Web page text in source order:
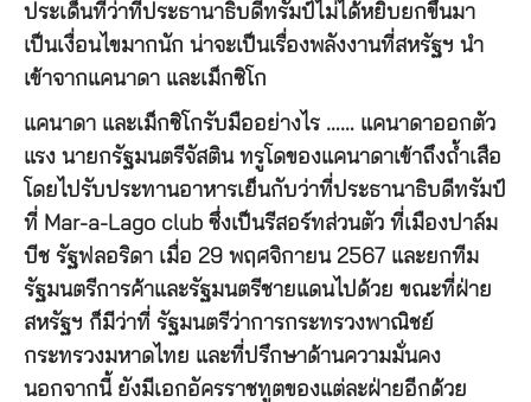
ประเด็นที่ว่าที่ประธานาธิบดีทรัมป์ไม่ได้หยิบยกขึ้นมา
เป็นเงื่อนไขมากนัก น่าจะเป็นเรื่องพลังงานที่สหรัฐฯ นำ
เข้าจากแคนาดา และเม็กซิโก
แคนาดา และเม็กซิโกรับมืออย่างไร …… แคนาดาออกตัว
แรง นายกรัฐมนตรีจัสติน ทรูโดของแคนาดาเข้าถึงถ้ำเสือ
โดยไปรับประทานอาหารเย็นกับว่าที่ประธานาธิบดีทรัมป์
ที่ Mar-a-Lago club ซึ่งเป็นรีสอร์ทส่วนตัว ที่เมืองปาล์ม
บีช รัฐฟลอริดา เมื่อ 29 พฤศจิกายน 2567 และยกทีม
รัฐมนตรีการค้าและรัฐมนตรีชายแดนไปด้วย ขณะที่ฝ่าย
สหรัฐฯ ก็มีว่าที่ รัฐมนตรีว่าการกระทรวงพาณิชย์
กระทรวงมหาดไทย และที่ปรึกษาด้านความมั่นคง
นอกจากนี้ ยังมีเอกอัครราชทูตของแต่ละฝ่ายอีกด้วย